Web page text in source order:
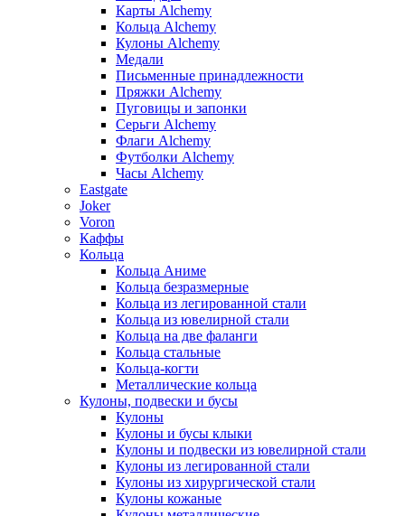
Карты Alchemy
Кольца Alchemy
Кулоны Alchemy
Медали
Письменные принадлежности
Пряжки Alchemy
Пуговицы и запонки
Серьги Alchemy
Флаги Alchemy
Футболки Alchemy
Часы Alchemy
Eastgate
Joker
Voron
Каффы
Кольца
Кольца Аниме
Кольца безразмерные
Кольца из легированной стали
Кольца из ювелирной стали
Кольца на две фаланги
Кольца стальные
Кольца-когти
Металлические кольца
Кулоны, подвески и бусы
Кулоны
Кулоны и бусы клыки
Кулоны и подвески из ювелирной стали
Кулоны из легированной стали
Кулоны из хирургической стали
Кулоны кожаные